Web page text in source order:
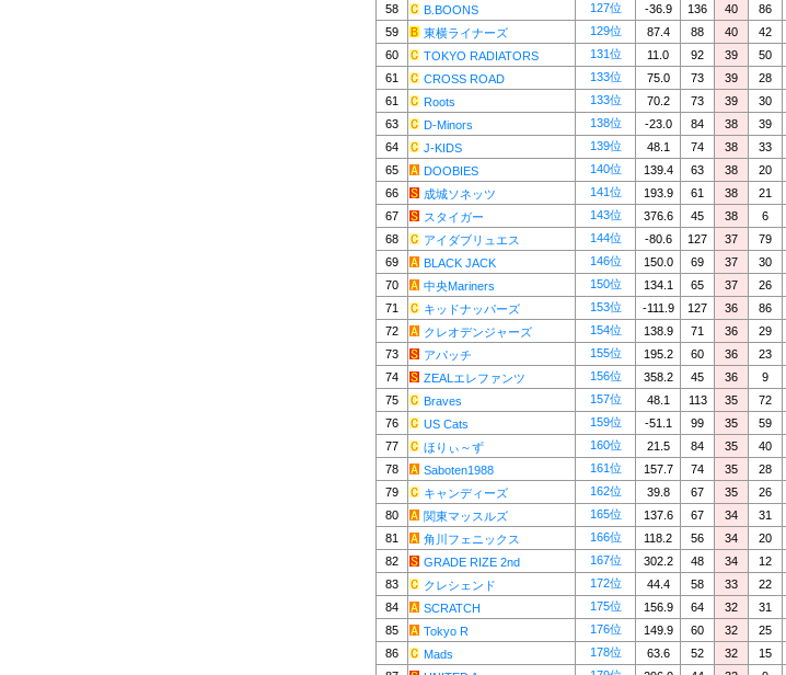
58
B.BOONS 127位 -36.9 136 40 86
59
東横ライナーズ 129位 87.4 88 40 42
60
TOKYO RADIATORS 131位 11.0 92 39 50
61
CROSS ROAD 133位 75.0 73 39 28
61
Roots 133位 70.2 73 39 30
63
D-Minors 138位 -23.0 84 38 39
64
J-KIDS 139位 48.1 74 38 33
65
DOOBIES 140位 139.4 63 38 20
66
成城ソネッツ 141位 193.9 61 38 21
67
スタイガー 143位 376.6 45 38 6
68
アイダブリュエス 144位 -80.6 127 37 79
69
BLACK JACK 146位 150.0 69 37 30
70
中央Mariners 150位 134.1 65 37 26
71
キッドナッパーズ 153位 -111.9 127 36 86
72
クレオデンジャーズ 154位 138.9 71 36 29
73
アパッチ 155位 195.2 60 36 23
74
ZEALエレファンツ 156位 358.2 45 36 9
75
Braves 157位 48.1 113 35 72
76
US Cats 159位 -51.1 99 35 59
77
ほりぃ～ず 160位 21.5 84 35 40
78
Saboten1988 161位 157.7 74 35 28
79
キャンディーズ 162位 39.8 67 35 26
80
関東マッスルズ 165位 137.6 67 34 31
81
角川フェニックス 166位 118.2 56 34 20
82
GRADE RIZE 2nd 167位 302.2 48 34 12
83
クレシェンド 172位 44.4 58 33 22
84
SCRATCH 175位 156.9 64 32 31
85
Tokyo R 176位 149.9 60 32 25
86
Mads 178位 63.6 52 32 15